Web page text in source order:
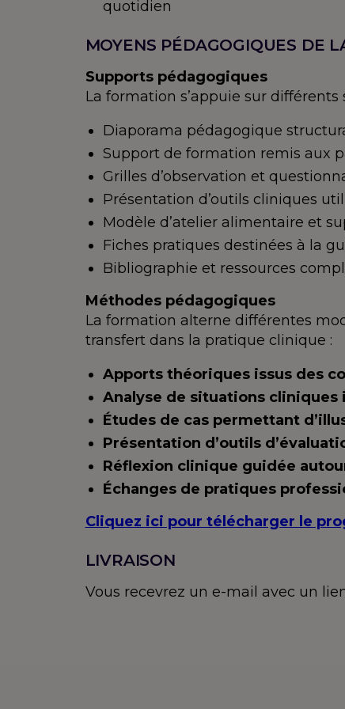
quotidien
MOYENS PÉDAGOGIQUES DE
Supports pédagogiques
La formation s’appuie sur
Diaporama pédagogique
Support de formation remis aux
Grilles d’observation et
Présentation d’outils cliniques
Modèle d’atelier alimentaire et
Fiches pratiques destinées à la
Bibliographie et ressources
Méthodes pédagogiques
La formation alterne différentes
transfert dans la pratique clinique :
Apports théoriques issus des
Analyse de situations
Études de cas permettant
Présentation d’outils
Réflexion clinique guidée
Échanges de pratiques
Cliquez ici pour télécharger le
LIVRAISON
Vous recevrez un e-mail avec un